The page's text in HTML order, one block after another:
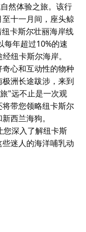
然体验之旅。该行
十一月间，座头鲸
卡斯尔壮丽海岸线
每年超过10%的速
纽卡斯尔海岸。
心和互动性的物种
洲长途跋涉，来到
"远不止是一次观
带您领略纽卡斯尔
西兰海狗。
您深入了解纽卡斯
迷人的海洋哺乳动
十一月间，座头鲸
卡斯尔壮丽海岸线